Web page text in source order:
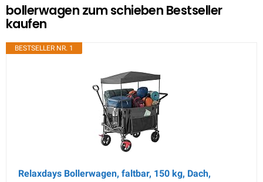
bollerwagen zum schieben Bestseller
kaufen
BESTSELLER NR. 1
Relaxdays Bollerwagen, faltbar, 150 kg, Dach,